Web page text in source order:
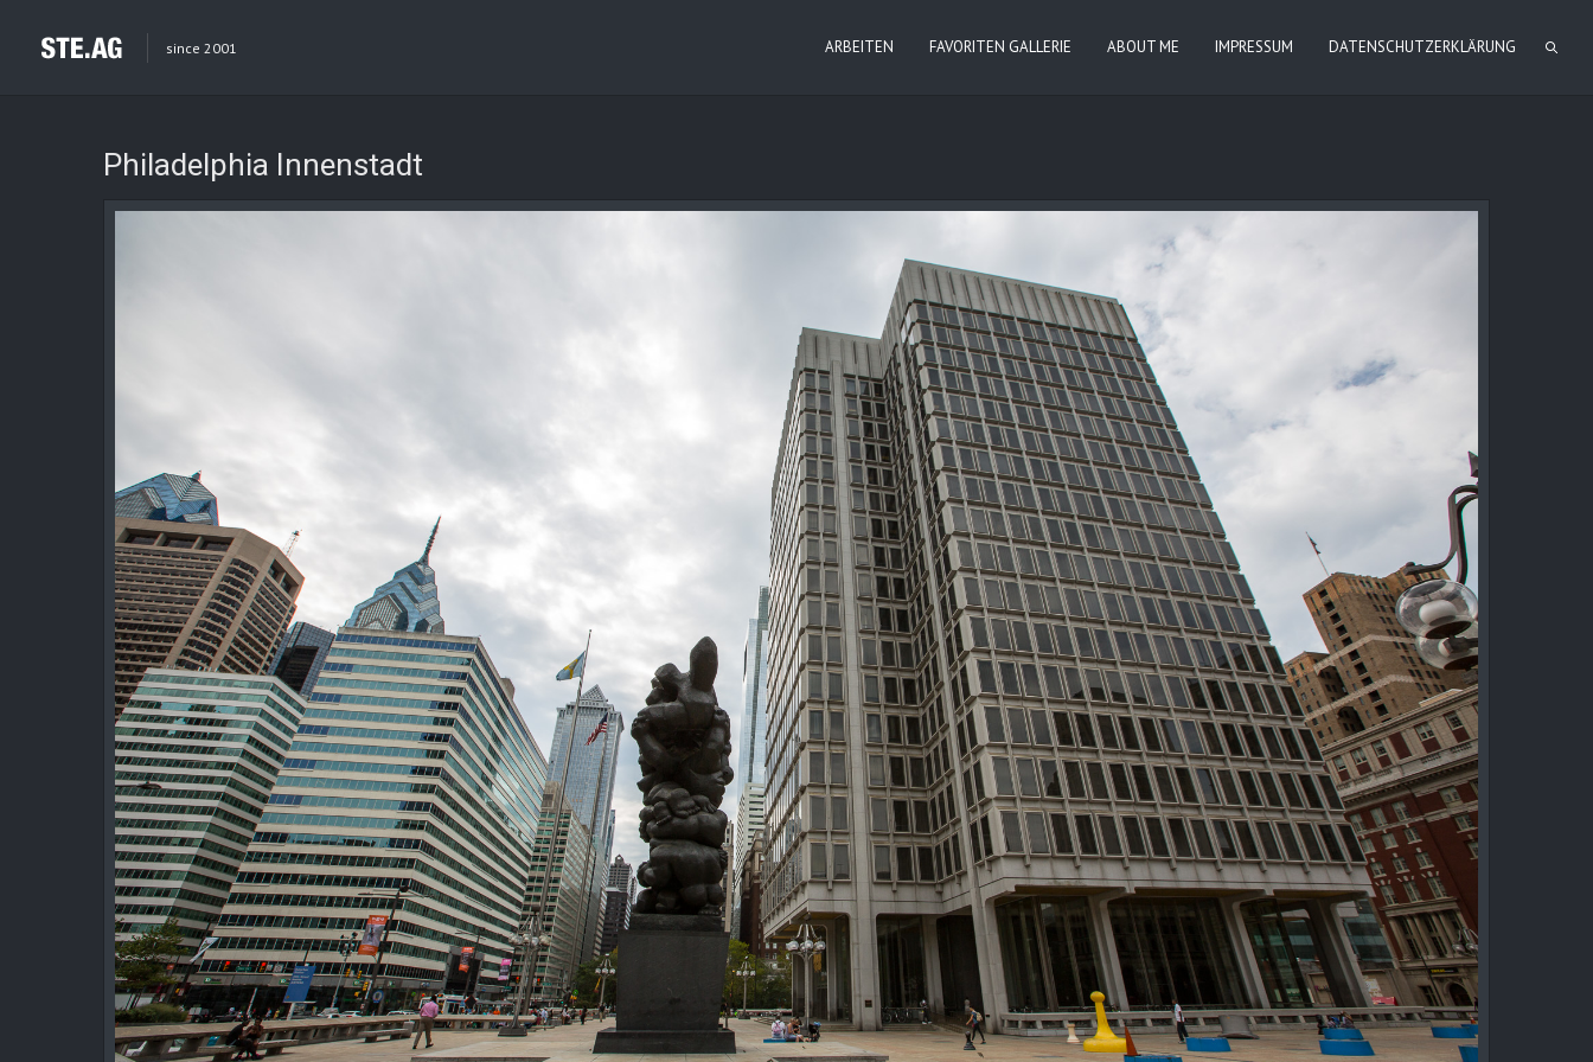
since 2001 ARBEITEN FAVORITEN GALLERIE ABOUT ME IMPRESSUM DATENSCHUTZERKLÄRUNG
Philadelphia Innenstadt